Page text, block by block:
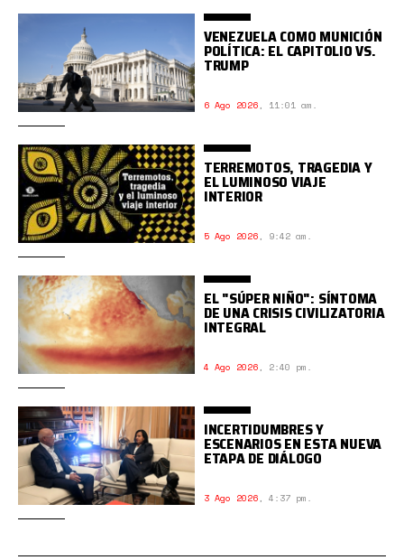
VENEZUELA COMO MUNICIÓN
POLÍTICA: EL CAPITOLIO VS.
TRUMP
6 Ago 2026, 11:01 am.
TERREMOTOS, TRAGEDIA Y
EL LUMINOSO VIAJE
INTERIOR
5 Ago 2026, 9:42 am.
EL "SÚPER NIÑO": SÍNTOMA
DE UNA CRISIS CIVILIZATORIA
INTEGRAL
4 Ago 2026, 2:40 pm.
INCERTIDUMBRES Y
ESCENARIOS EN ESTA NUEVA
ETAPA DE DIÁLOGO
3 Ago 2026, 4:37 pm.